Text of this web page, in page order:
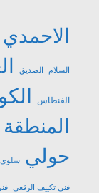
الاحمدي
السلام الصديق
الفنطاس
حولي سلوى
فني تكييف الرقعي